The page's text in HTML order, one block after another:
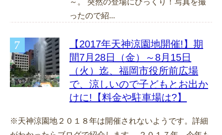
ったので紹...
【2017年天神涼園地開催!】期
間7月28日（金）～8月15日
（火）迄、福岡市役所前広場
で、涼しいので子どもとお出か
けに!【料金や駐車場は?】
※天神涼園地２０１８年は開催されないようです。詳細